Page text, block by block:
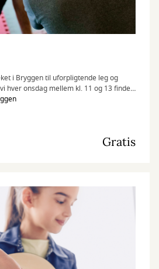
i Bryggen til uforpligtende leg og
hver onsdag mellem kl. 11 og 13 finder
til Fars legestue.
Gratis